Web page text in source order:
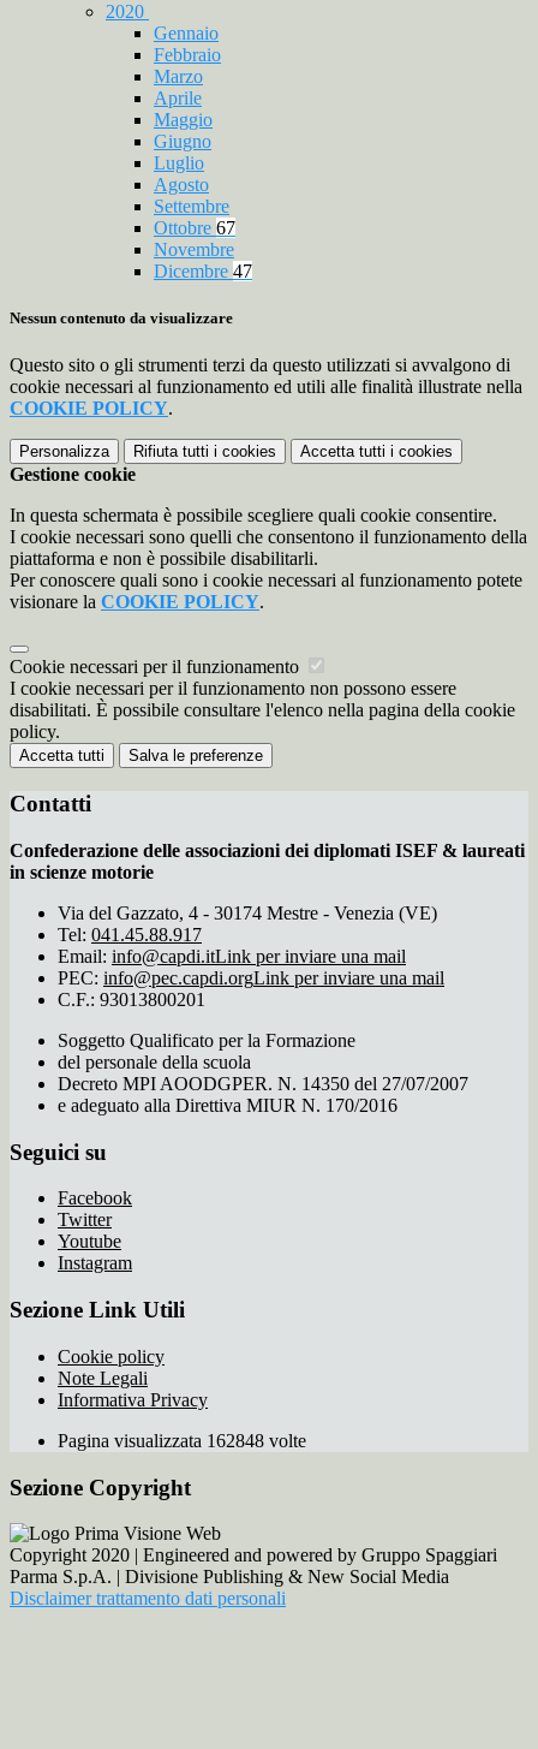
2020
Gennaio
Febbraio
Marzo
Aprile
Maggio
Giugno
Luglio
Agosto
Settembre
Ottobre 67
Novembre
Dicembre 47
Nessun contenuto da visualizzare
Questo sito o gli strumenti terzi da questo utilizzati si avvalgono di
cookie necessari al funzionamento ed utili alle finalità illustrate nella
COOKIE POLICY.
Personalizza Rifiuta tutti i cookies Accetta tutti i cookies
Gestione cookie
In questa schermata è possibile scegliere quali cookie consentire.
I cookie necessari sono quelli che consentono il funzionamento della
piattaforma e non è possibile disabilitarli.
Per conoscere quali sono i cookie necessari al funzionamento potete
visionare la COOKIE POLICY.
Cookie necessari per il funzionamento
I cookie necessari per il funzionamento non possono essere
disabilitati. È possibile consultare l'elenco nella pagina della cookie
policy.
Accetta tutti Salva le preferenze
Contatti
Confederazione delle associazioni dei diplomati ISEF & laureati
in scienze motorie
Via del Gazzato, 4 - 30174 Mestre - Venezia (VE)
Tel: 041.45.88.917
Email: info@capdi.itLink per inviare una mail
PEC: info@pec.capdi.orgLink per inviare una mail
C.F.: 93013800201
Soggetto Qualificato per la Formazione
del personale della scuola
Decreto MPI AOODGPER. N. 14350 del 27/07/2007
e adeguato alla Direttiva MIUR N. 170/2016
Seguici su
Facebook
Twitter
Youtube
Instagram
Sezione Link Utili
Cookie policy
Note Legali
Informativa Privacy
Pagina visualizzata 162848 volte
Sezione Copyright
Copyright 2020 | Engineered and powered by Gruppo Spaggiari
Parma S.p.A. | Divisione Publishing & New Social Media
Disclaimer trattamento dati personali